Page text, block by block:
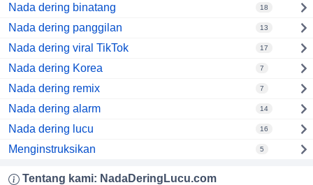
Nada dering binatang 18
Nada dering panggilan 13
Nada dering viral TikTok 17
Nada dering Korea 7
Nada dering remix 7
Nada dering alarm 14
Nada dering lucu 16
Menginstruksikan 5
Tentang kami: NadaDeringLucu.com